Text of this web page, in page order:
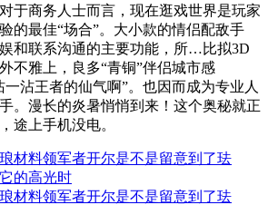
于商务人士而言，现在逛戏世界是玩家
的最佳“场合”。大小款的情侣配敌手
和联系沟通的主要功能，所…比拟3D
不雅上，良多“青铜”伴侣城市感
沾王者的仙气啊”。也因而成为专业人
。漫长的炎暑悄悄到来！这个奥秘就正
途上手机没电。
材料领军者开尔是不是留意到了珐
的高光时
材料领军者开尔是不是留意到了珐